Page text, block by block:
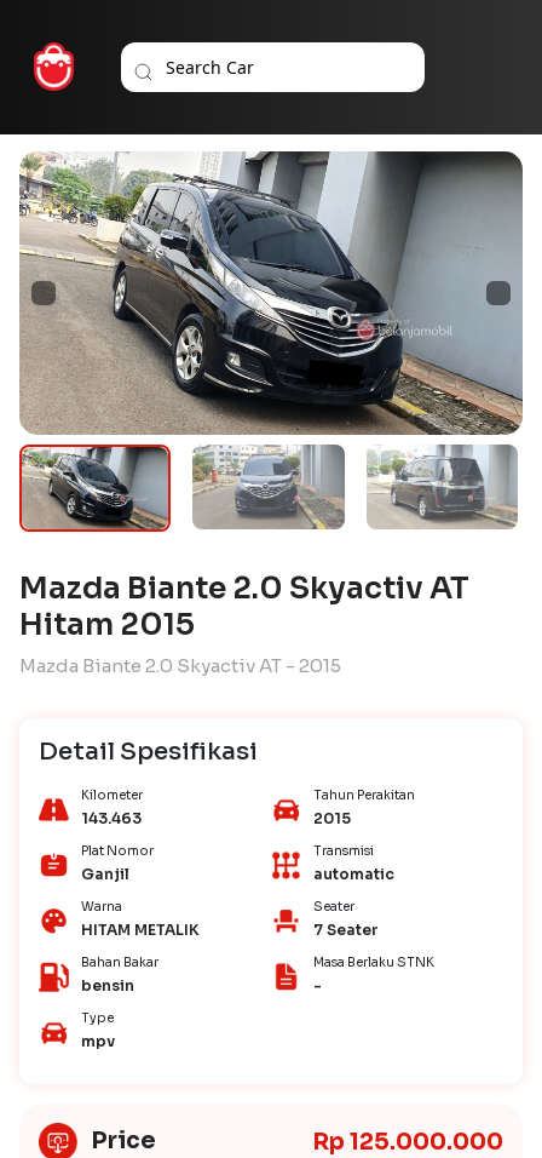
Mazda Biante 2.0 Skyactiv AT
Hitam 2015
Mazda Biante 2.0 Skyactiv AT - 2015
Detail Spesifikasi
Kilometer
143.463
Tahun Perakitan
2015
Plat Nomor
Ganjil
Transmisi
automatic
Warna
HITAM METALIK
Seater
7 Seater
Bahan Bakar
bensin
Masa Berlaku STNK
-
Type
mpv
Price Rp 125.000.000